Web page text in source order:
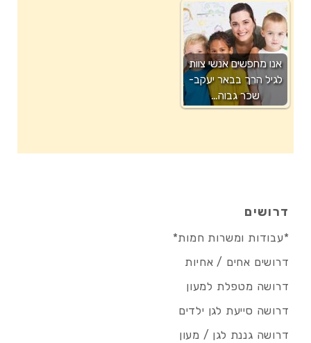
אנו מחפשים אנשי צוות
לגיל הרך בבאר יעקב-
שכר גבוה…
דרושים
*עבודות ומשרות חמות*
דרושים אחים / אחיות
דרושה מטפלת למעון
דרושה סייעת לגן ילדים
דרושה גננת לגן / מעון